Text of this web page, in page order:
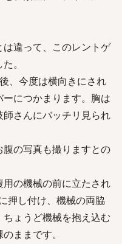
違って、このレントゲ
。
、今度は横向きにされ
につかまります。胸は
さんにバッチリ見られ
の写真も撮りますとの
の機械の前に立たされ
押し付け、機械の両脇
ょうど機械を抱え込む
ままです。